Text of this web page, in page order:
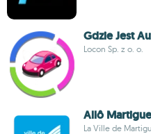
Gdzie Jest
Locon Sp. z o. o.
Allô
La Ville de